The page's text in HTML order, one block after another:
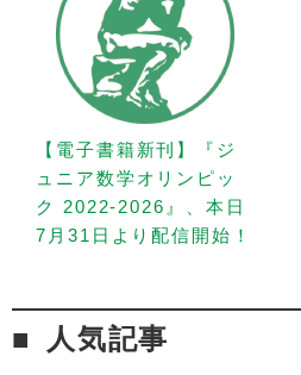
【電子書籍新刊】『ジ
ュニア数学オリンピッ
ク 2022-2026』、本日
7月31日より配信開始！
人気記事